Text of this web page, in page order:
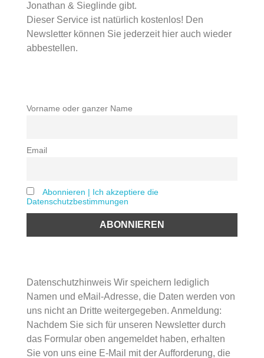
Jonathan & Sieglinde gibt.
Dieser Service ist natürlich kostenlos! Den
Newsletter können Sie jederzeit hier auch wieder
abbestellen.
Vorname oder ganzer Name
Email
Abonnieren | Ich akzeptiere die
Datenschutzbestimmungen
Datenschutzhinweis Wir speichern lediglich
Namen und eMail-Adresse, die Daten werden von
uns nicht an Dritte weitergegeben. Anmeldung:
Nachdem Sie sich für unseren Newsletter durch
das Formular oben angemeldet haben, erhalten
Sie von uns eine E-Mail mit der Aufforderung, die